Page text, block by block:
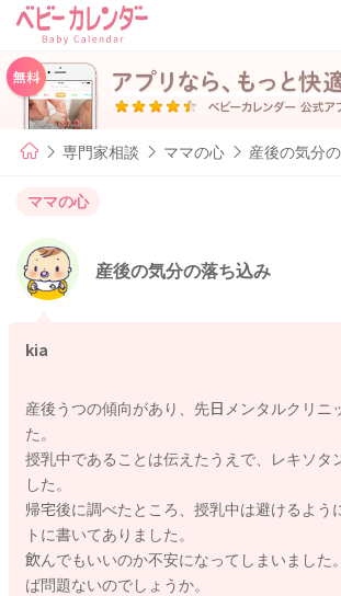
専門家相談 ママの心 産後の気分
ママの心
産後の気分の落ち込み
kia
産後うつの傾向があり、先日メンタルクリニ
た。
授乳中であることは伝えたうえで、レキソタ
した。
帰宅後に調べたところ、授乳中は避けるよう
トに書いてありました。
飲んでもいいのか不安になってしまいました
ば問題ないのでしょうか。